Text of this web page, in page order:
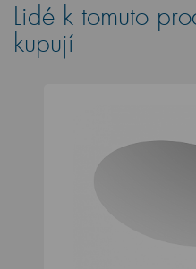
Lidé k tomuto
kupují